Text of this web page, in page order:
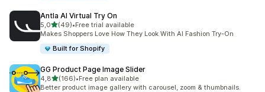
Antla AI Virtual Try On
5,05 yıldız üzerinden
(49)
toplam 49 değerlendirme
•Free trial available
Makes Shoppers Love How They Look With AI Fashion Try-On
Built for Shopify
GG Product Page Image Slider
4,85 yıldız üzerinden
(166)
toplam 166 değerlendirme
•Free plan available
Better product image gallery with carousel, zoom & thumbnails.